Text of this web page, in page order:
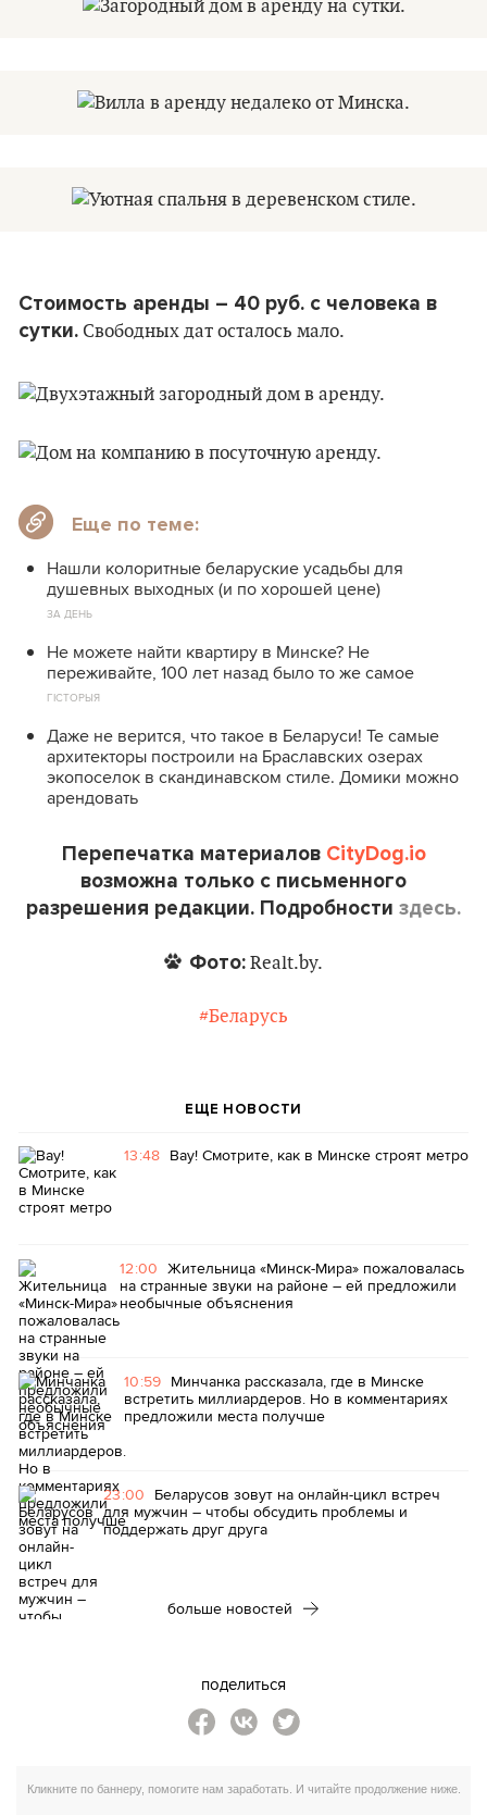
Стоимость аренды – 40 руб. с человека в
сутки. Свободных дат осталось мало.
Еще по теме:
Нашли колоритные беларуские усадьбы для
душевных выходных (и по хорошей цене)
ЗА ДЕНЬ
Не можете найти квартиру в Минске? Не
переживайте, 100 лет назад было то же самое
ГІСТОРЫЯ
Даже не верится, что такое в Беларуси! Те самые
архитекторы построили на Браславских озерах
экопоселок в скандинавском стиле. Домики можно
арендовать
Перепечатка материалов CityDog.io
возможна только с письменного
разрешения редакции. Подробности здесь.
Фото: Realt.by.
#Беларусь
ЕЩЕ НОВОСТИ
13:48 Вау! Смотрите, как в Минске строят метро
12:00 Жительница «Минск-Мира» пожаловалась
на странные звуки на районе – ей предложили
необычные объяснения
10:59 Минчанка рассказала, где в Минске
встретить миллиардеров. Но в комментариях
предложили места получше
23:00 Беларусов зовут на онлайн-цикл встреч
для мужчин – чтобы обсудить проблемы и
поддержать друг друга
больше новостей
поделиться